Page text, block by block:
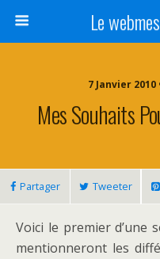
Le
7 Janvier
Mes Souhaits
Partager Tweeter
Voici le premier d’une
mentionneront les